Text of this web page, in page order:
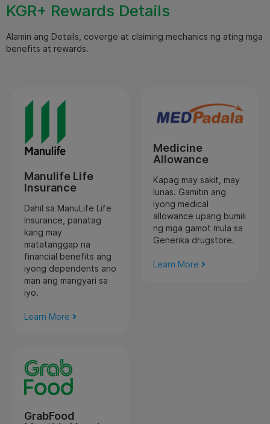
KGR+ Rewards Details
Alamin ang Details, coverge at claiming mechanics ng ating mga
benefits at rewards.
Manulife Life
Insurance
Dahil sa ManuLife Life
Insurance, panatag
kang may
matatanggap na
financial benefits ang
iyong dependents ano
man ang mangyari sa
iyo.
Learn More
Medicine
Allowance
Kapag may sakit, may
lunas. Gamitin ang
iyong medical
allowance upang bumili
ng mga gamot mula sa
Generika drugstore.
Learn More
GrabFood